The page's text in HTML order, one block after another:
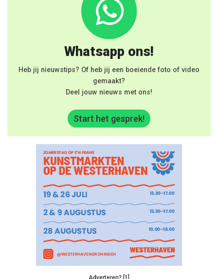
Whatsapp ons!
Heb jij nieuwstips? Of heb jij een boeiende foto of video
gemaakt?
Deel jouw nieuws met ons!
Start het gesprek!
Adverteren? [1]